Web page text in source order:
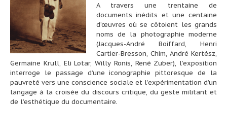
A travers une trentaine de
documents inédits et une centaine
d’œuvres où se côtoient les grands
noms de la photographie moderne
(Jacques-André Boiffard, Henri
Cartier-Bresson, Chim, André Kertész,
Germaine Krull, Eli Lotar, Willy Ronis, René Zuber), l’exposition
interroge le passage d’une iconographie pittoresque de la
pauvreté vers une conscience sociale et l’expérimentation d’un
langage à la croisée du discours critique, du geste militant et
de l’esthétique du documentaire.